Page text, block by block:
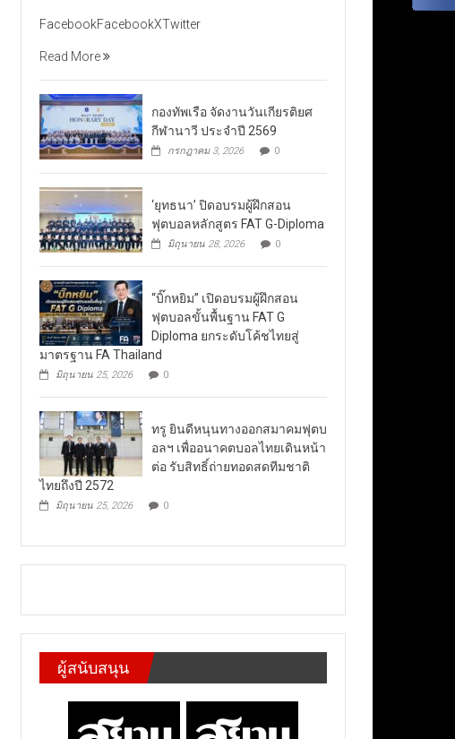
FacebookFacebookXTwitter
Read More
กองทัพเรือ จัดงานวันเกียรติยศ
กีฬานาวี ประจำปี 2569
กรกฎาคม 3, 2026 0
‘ยุทธนา’ ปิดอบรมผู้ฝึกสอน
ฟุตบอลหลักสูตร FAT G-Diploma
มิถุนายน 28, 2026 0
“บิ๊กหยิม” เปิดอบรมผู้ฝึกสอน
ฟุตบอลขั้นพื้นฐาน FAT G
Diploma ยกระดับโค้ชไทยสู่
มาตรฐาน FA Thailand
มิถุนายน 25, 2026 0
ทรู ยินดีหนุนทางออกสมาคมฟุตบ
อลฯ เพื่ออนาคตบอลไทยเดินหน้า
ต่อ รับสิทธิ์ถ่ายทอดสดทีมชาติ
ไทยถึงปี 2572
มิถุนายน 25, 2026 0
ผู้สนับสนุน